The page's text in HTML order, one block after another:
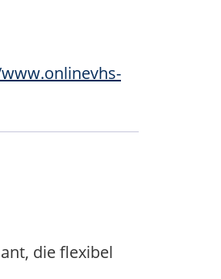
die flexibel